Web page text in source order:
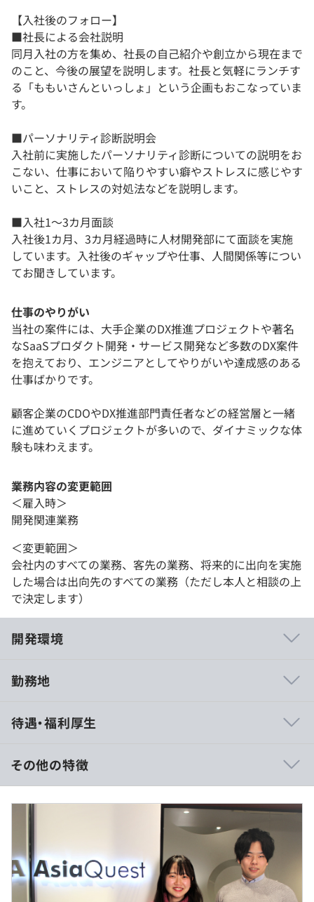
【入社後のフォロー】
■社長による会社説明
同月入社の方を集め、社長の自己紹介や創立から現在まで
のこと、今後の展望を説明します。社長と気軽にランチす
る「ももいさんといっしょ」という企画もおこなっていま
す。
■パーソナリティ診断説明会
入社前に実施したパーソナリティ診断についての説明をお
こない、仕事において陥りやすい癖やストレスに感じやす
いこと、ストレスの対処法などを説明します。
■入社1〜3カ月面談
入社後1カ月、3カ月経過時に人材開発部にて面談を実施
しています。入社後のギャップや仕事、人間関係等につい
てお聞きしています。
仕事のやりがい
当社の案件には、大手企業のDX推進プロジェクトや著名
なSaaSプロダクト開発・サービス開発など多数のDX案件
を抱えており、エンジニアとしてやりがいや達成感のある
仕事ばかりです。
顧客企業のCDOやDX推進部門責任者などの経営層と一緒
に進めていくプロジェクトが多いので、ダイナミックな体
験も味わえます。
業務内容の変更範囲
＜雇入時＞
開発関連業務
＜変更範囲＞
会社内のすべての業務、客先の業務、将来的に出向を実施
した場合は出向先のすべての業務（ただし本人と相談の上
で決定します）
開発環境
特化したエキスパートやプログラミングのスペシャリス
で強みを発揮するメンバーが多数在籍。互いの実力を認め
合いながら仕事ができ、スペシャリストを目指す方に最適
です。
また、キャリアに幅がある人も多く、エンジニア経験と営
業経験、アーキテクトとPM、フロントエンドとサーバサ
イド、アプリケーション開発とインフラの経験など、多様
な背景が生かせる環境です。幅広い業務に携われるため、
エンジニアとしての領域を広げたい方にも適しています。
勤務地
待遇・福利厚生
月給：357,143円〜571,429円
基本給：272,109円 〜435,374円
業務手当：36,771円〜58,834円
固定時間外手当：48,263円〜77,221円（月20時間分。超
過分は別途支給）
※スキル・経験を考慮し決定します。
その他の特徴